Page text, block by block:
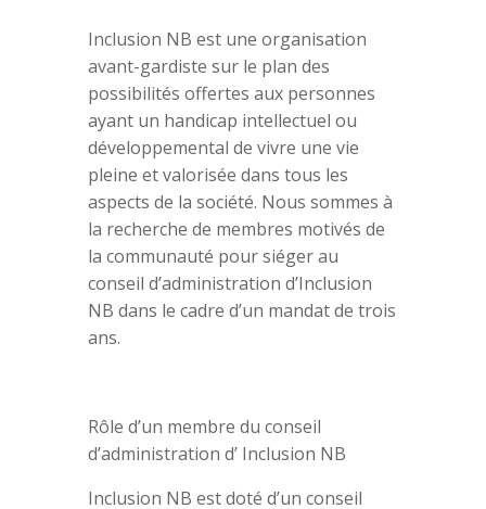
Inclusion NB est une organisation
avant-gardiste sur le plan des
possibilités offertes aux personnes
ayant un handicap intellectuel ou
développemental de vivre une vie
pleine et valorisée dans tous les
aspects de la société. Nous sommes à
la recherche de membres motivés de
la communauté pour siéger au
conseil d’administration d’Inclusion
NB dans le cadre d’un mandat de trois
ans.
Rôle d’un membre du conseil
d’administration d’ Inclusion NB
Inclusion NB est doté d’un conseil